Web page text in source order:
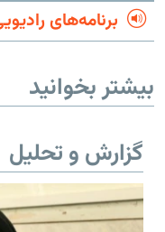
برنامه‌های
بیشتر بخوانید
گزارش و تحلیل